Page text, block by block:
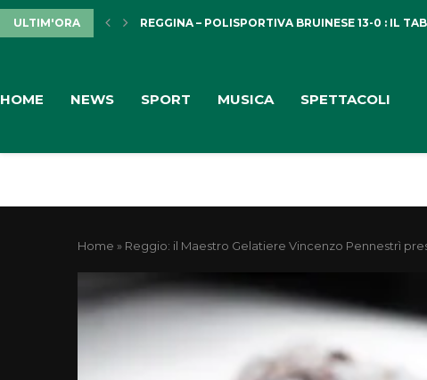
ULTIM'ORA REGGINA – POLISPORTIVA BRUINESE 13-0 : IL
HOME NEWS SPORT MUSICA SPETTACOLI
Home » Reggio: il Maestro Gelatiere Vincenzo Pennestrì